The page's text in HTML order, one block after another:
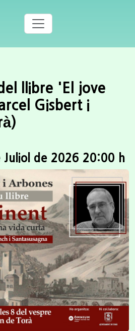
llibre 'El jove
Gisbert i
Juliol de 2026 20:00 h